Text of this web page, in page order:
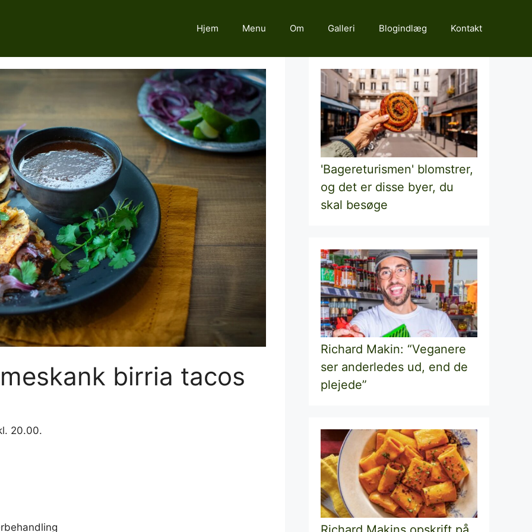
Hjem Menu Om Galleri Blogindlæg Kontakt
birria tacos
20.00.
'Bagereturismen' blomstrer,
og det er disse byer, du
skal besøge
Richard Makin: “Veganere
ser anderledes ud, end de
plejede”